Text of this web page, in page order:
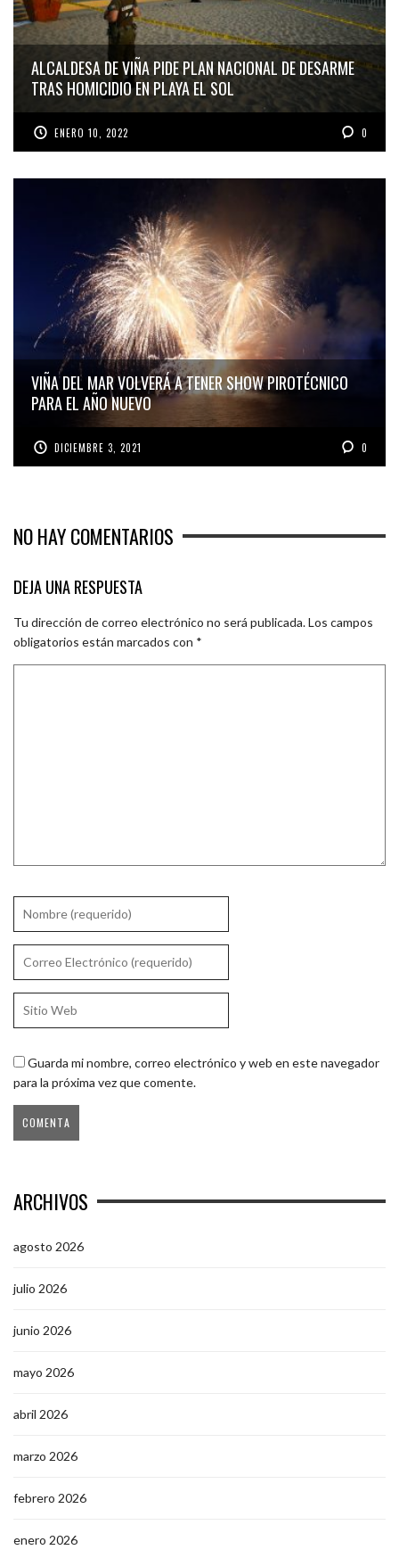
ALCALDESA DE VIÑA PIDE PLAN NACIONAL DE DESARME
TRAS HOMICIDIO EN PLAYA EL SOL
ENERO 10, 2022 0
VIÑA DEL MAR VOLVERÁ A TENER SHOW PIROTÉCNICO
PARA EL AÑO NUEVO
DICIEMBRE 3, 2021 0
NO HAY COMENTARIOS
DEJA UNA RESPUESTA
Tu dirección de correo electrónico no será publicada.Los campos
obligatorios están marcados con *
Guarda mi nombre, correo electrónico y web en este navegador
para la próxima vez que comente.
ARCHIVOS
agosto 2026
julio 2026
junio 2026
mayo 2026
abril 2026
marzo 2026
febrero 2026
enero 2026